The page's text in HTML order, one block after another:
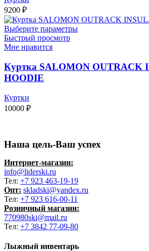
9200 ₽
Выберите параметры
Быстрый просмотр
Мне нравится
Куртка SALOMON OUTRACK
HOODIE
Куртки
10000 ₽
Наша цель-Ваш успех
Интернет-магазин:
info@liderski.ru
Тел: +7 923 463-19-19
Опт: skladski@yandex.ru
Тел: +7 923 616-00-11
Розничный магазин:
770980ski@mail.ru
Тел: +7 3842 77-09-80
Лыжный инвентарь